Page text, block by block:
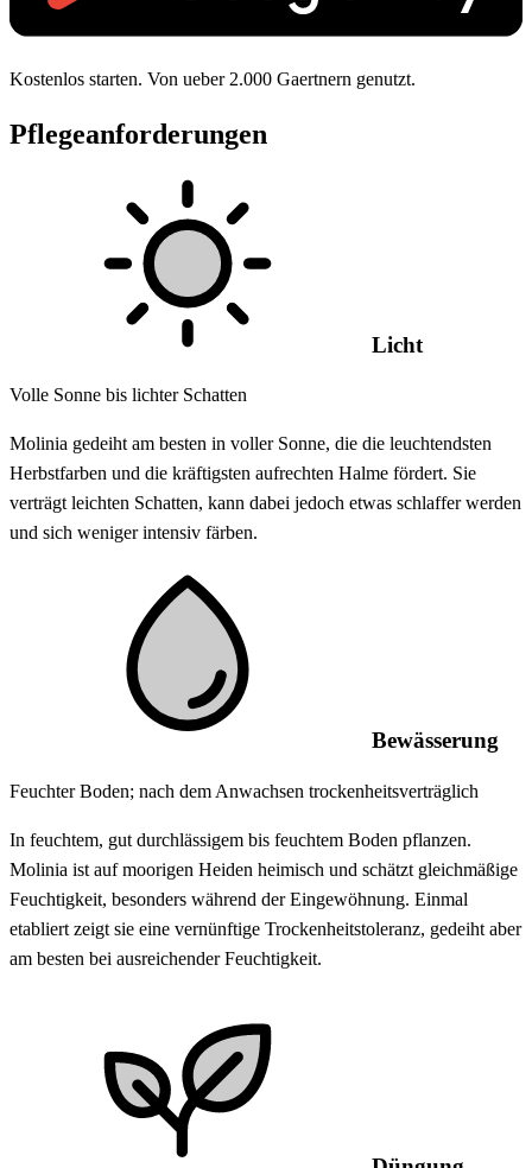
Kostenlos starten. Von ueber 2.000 Gaertnern genutzt.
Pflegeanforderungen
Licht
Volle Sonne bis lichter Schatten
Molinia gedeiht am besten in voller Sonne, die die leuchtendsten
Herbstfarben und die kräftigsten aufrechten Halme fördert. Sie
verträgt leichten Schatten, kann dabei jedoch etwas schlaffer werden
und sich weniger intensiv färben.
Bewässerung
Feuchter Boden; nach dem Anwachsen trockenheitsverträglich
In feuchtem, gut durchlässigem bis feuchtem Boden pflanzen.
Molinia ist auf moorigen Heiden heimisch und schätzt gleichmäßige
Feuchtigkeit, besonders während der Eingewöhnung. Einmal
etabliert zeigt sie eine vernünftige Trockenheitstoleranz, gedeiht aber
am besten bei ausreichender Feuchtigkeit.